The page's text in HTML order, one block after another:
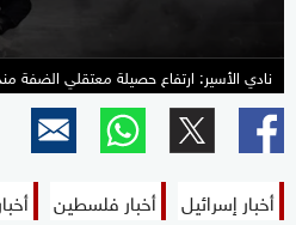
نادي الأسير: ارتفاع حصيلة معتقلي الضفة منذ 7 أكتوبر إلى
أخبار إسرائيل أخبار فلسطين